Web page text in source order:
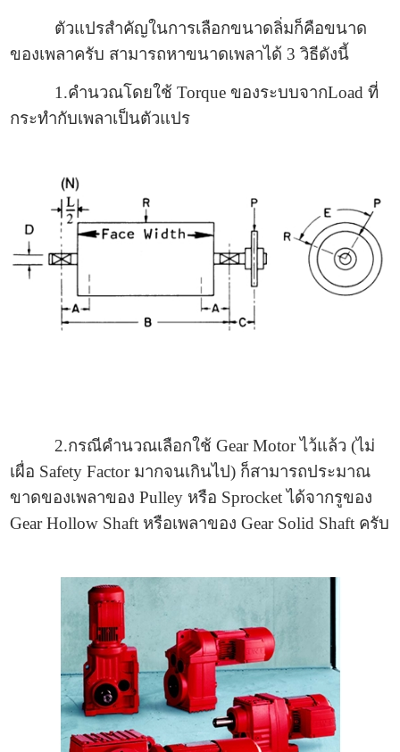
ตัวแปรสำคัญในการเลือกขนาดลิ่มก็คือขนาด
ของเพลาครับ สามารถหาขนาดเพลาได้ 3 วิธีดังนี้
1.คำนวณโดยใช้ Torque ของระบบจากLoad ที่
กระทำกับเพลาเป็นตัวแปร
2.กรณีคำนวณเลือกใช้ Gear Motor ไว้แล้ว (ไม่
เผื่อ Safety Factor มากจนเกินไป) ก็สามารถประมาณ
ขาดของเพลาของ Pulley หรือ Sprocket ได้จากรูของ
Gear Hollow Shaft หรือเพลาของ Gear Solid Shaft ครับ